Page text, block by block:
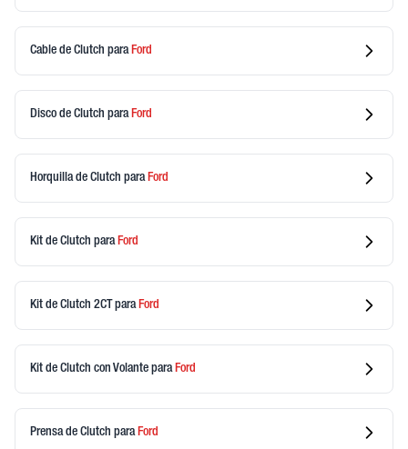
Cable de Clutch para Ford
Disco de Clutch para Ford
Horquilla de Clutch para Ford
Kit de Clutch para Ford
Kit de Clutch 2CTpara Ford
Kit de Clutch con Volante para Ford
Prensa de Clutch para Ford